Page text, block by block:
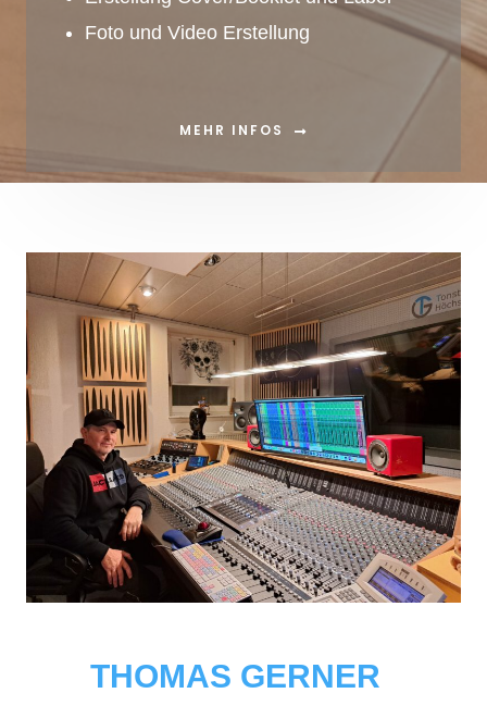
Foto und Video Erstellung
MEHR INFOS
THOMAS GERNER